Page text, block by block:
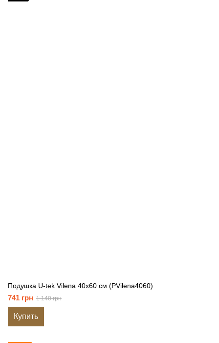
Подушка U-tek Vilena 40x60 см (PVilena4060)
741 грн 1 140 грн
Купить